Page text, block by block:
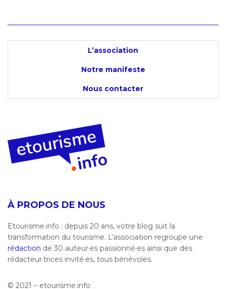
L’association
Notre manifeste
Nous contacter
À PROPOS DE NOUS
Etourisme.info : depuis 20 ans, votre blog suit la
transformation du tourisme. L’association regroupe une
rédaction de 30 auteur·es passionné·es ainsi que des
rédacteur·trices invité·es, tous bénévoles.
© 2021 – etourisme.info